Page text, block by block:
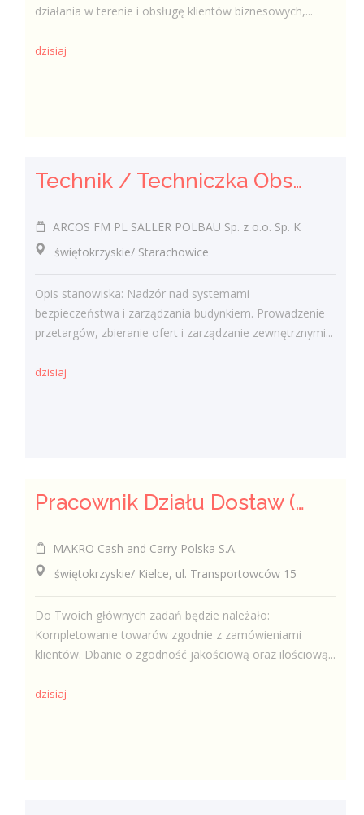
działania w terenie i obsługę klientów biznesowych,...
dzisiaj
Technik / Techniczka Obsługi Budynku
ARCOS FM PL SALLER POLBAU Sp. z o.o. Sp. K
świętokrzyskie/ Starachowice
Opis stanowiska: Nadzór nad systemami
bezpieczeństwa i zarządzania budynkiem. Prowadzenie
przetargów, zbieranie ofert i zarządzanie zewnętrznymi...
dzisiaj
Pracownik Działu Dostaw (K/M)
MAKRO Cash and Carry Polska S.A.
świętokrzyskie/ Kielce, ul. Transportowców 15
Do Twoich głównych zadań będzie należało:
Kompletowanie towarów zgodnie z zamówieniami
klientów. Dbanie o zgodność jakościową oraz ilościową...
dzisiaj